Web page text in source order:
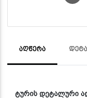
ᲐᲦᲬᲔᲠᲐ
ტურის დეტალური